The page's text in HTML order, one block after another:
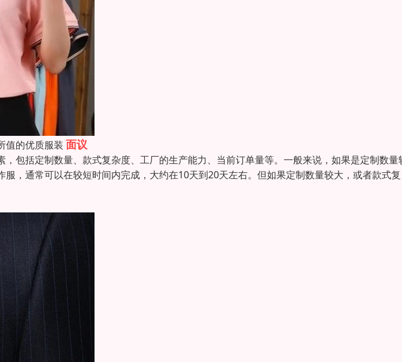
值的优质服装 面议
包括定制数量、款式复杂度、工厂的生产能力、当前订单量等。一般来说，如果是定制数量
服，通常可以在较短时间内完成，大约在10天到20天左右。但如果定制数量较大，或者款式复